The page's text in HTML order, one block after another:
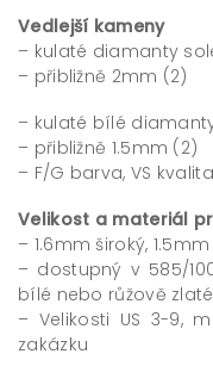
Vedlejší kameny
– kulaté diamanty
– přibližně 2mm (2)
– kulaté bílé
– přibližně 1.5mm (2)
– F/G barva, VS
Velikost a materiál
– 1.6mm široký,
– dostupný v 585/
bílé nebo růžově
– Velikosti US 3-9,
zakázku